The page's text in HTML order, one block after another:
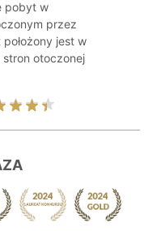
pobyt w
przez
jest w
otoczonej